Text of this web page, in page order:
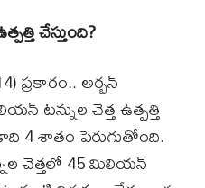
చేస్తుంది?
ప్రకారం.. అర్బన్
టన్నుల చెత్త ఉత్పత్తి
4 శాతం పెరుగుతోంది.
చెత్తలో 45 మిలియన్‌